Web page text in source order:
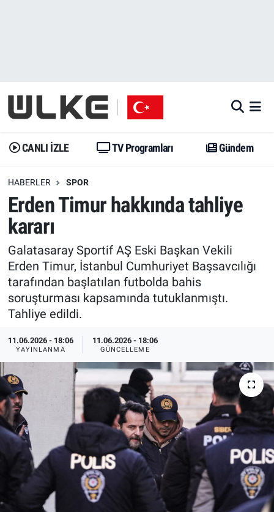
CANLI İZLE TV Programları Gündem
HABERLER SPOR
Erden Timur hakkında tahliye
kararı
Galatasaray Sportif AŞ Eski Başkan Vekili
Erden Timur, İstanbul Cumhuriyet Başsavcılığı
tarafından başlatılan futbolda bahis
soruşturması kapsamında tutuklanmıştı.
Tahliye edildi.
11.06.2026 - 18:06
YAYINLANMA
11.06.2026 - 18:06
GÜNCELLEME
Gündem
Dünya
Erişim Bilgileri
Ekonomi
Trend
Özel Haberler
Gündem
Trend
Erişim Bilgileri
Spor
Ekonomi
Dünya
Erişim Bilgileri
Sağlık
İstanbul Namaz Vakitleri
Trafik Durumu
Erişim Bilgileri
Tüm Manşetler
Son Dakika Haberleri
Haber Arşivi